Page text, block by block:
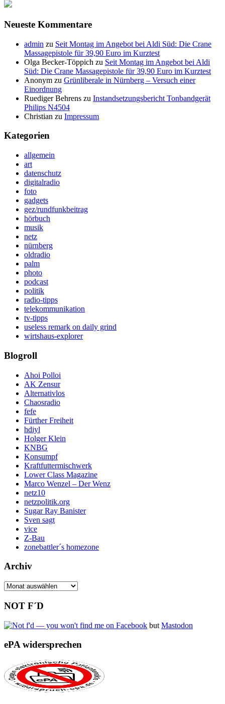
Neueste Kommentare
admin zu Seit Montag im Angebot bei Aldi Süd: Die Crane
Massagepistole für 39,90 Euro im Kurztest
Olga Becker-Töppich zu Seit Montag im Angebot bei Aldi
Süd: Die Crane Massagepistole für 39,90 Euro im Kurztest
Anonym zu Grünliberale in Nürnberg – Versuch einer
Einordnung
Ruediger Behrens zu Instandsetzungsbericht Tonbandgerät
Philips N4504
Christian zu Impressum
Kategorien
allgemein
art
datenschutz
digitalradio
foto
gadgets
gez/rundfunkbeitrag
hörbuch
musik
netz
nürnberg
oldradio
palm
photo
podcast
politik
radio-tipps
telekommunikation
tv-tipps
useless remark on daily grind
wirtshaus-explorer
Blogroll
Ahoi Polloi
AK Zensur
Alternativlos
Chaosradio
fefe
Fürther Freiheit
hdiyl
Holger Klein
KNBG
Konsumpf
Kraftfuttermischwerk
Lower Class Magazine
Marco Wenzel – Der Wenz
netz10
netzpolitik.org
Sugar Ray Banister
Sven sagt
vice
Z-Bau
zonebattler´s homezone
Archiv
Archiv
NOT F´D
but Mastodon
ePA widersprechen